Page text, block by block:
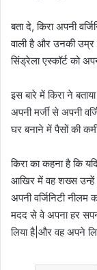
बता दे, किरा अपनी
वाली है और उनकी उम्र
सिंड्रेला एस्कॉर्ट को
इस बारे में किरा ने
अपनी मर्जी से अपनी
घर बनाने में पैसों की
किरा का कहना है कि
आखिर में वह शख्स उन्हें
अपनी वर्जिनिटी
मदद से वे अपना हर
लिया है|और वह अपने